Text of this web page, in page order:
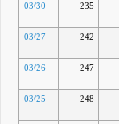
03/30 235
03/27 242
03/26 247
03/25 248